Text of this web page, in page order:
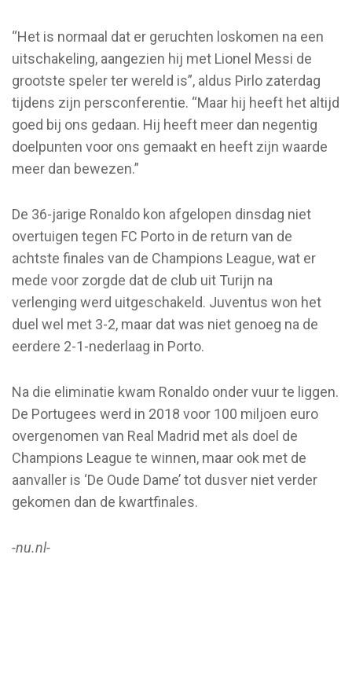
“Het is normaal dat er geruchten loskomen na een
uitschakeling, aangezien hij met Lionel Messi de
grootste speler ter wereld is”, aldus Pirlo zaterdag
tijdens zijn persconferentie. “Maar hij heeft het altijd
goed bij ons gedaan. Hij heeft meer dan negentig
doelpunten voor ons gemaakt en heeft zijn waarde
meer dan bewezen.”
De 36-jarige Ronaldo kon afgelopen dinsdag niet
overtuigen tegen FC Porto in de return van de
achtste finales van de Champions League, wat er
mede voor zorgde dat de club uit Turijn na
verlenging werd uitgeschakeld. Juventus won het
duel wel met 3-2, maar dat was niet genoeg na de
eerdere 2-1-nederlaag in Porto.
Na die eliminatie kwam Ronaldo onder vuur te liggen.
De Portugees werd in 2018 voor 100 miljoen euro
overgenomen van Real Madrid met als doel de
Champions League te winnen, maar ook met de
aanvaller is ‘De Oude Dame’ tot dusver niet verder
gekomen dan de kwartfinales.
-nu.nl-